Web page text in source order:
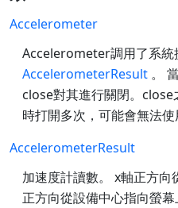
Accelerometer
Accelerometer調用了系統
AccelerometerResult 。
close對其進行關閉。
時打開多次，可能會無法使
AccelerometerResult
加速度計讀數。 x軸正方
正方向從設備中心指向螢